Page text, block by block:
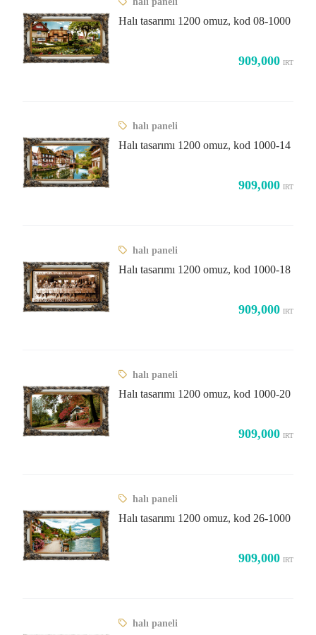
Halı tasarımı 1200 omuz, kod 08-1000
909,000 IRT
halı paneli
Halı tasarımı 1200 omuz, kod 1000-14
909,000 IRT
halı paneli
Halı tasarımı 1200 omuz, kod 1000-18
909,000 IRT
halı paneli
Halı tasarımı 1200 omuz, kod 1000-20
909,000 IRT
halı paneli
Halı tasarımı 1200 omuz, kod 26-1000
909,000 IRT
halı paneli